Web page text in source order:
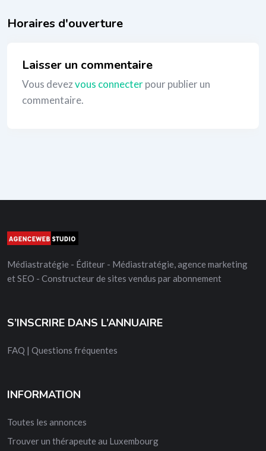
_
Laisser un commentaire
Vous devezvous connecterpour publier un
commentaire.
Médiastratégie - Éditeur - Médiastratégie, agence marketing
et SEO - Constructeur de sites vendus par abonnement
S’INSCRIRE DANS L’ANNUAIRE
FAQ | Questions fréquentes
INFORMATION
Toutes les annonces
Trouver un thérapeute au Luxembourg